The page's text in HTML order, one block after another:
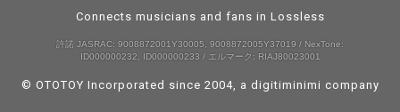
Connects musicians and fans in Lossless
許諾 JASRAC: 9008872001Y30005, 9008872005Y37019 / NexTone:
ID000000232, ID000000233 / エルマーク: RIAJ80023001
© OTOTOY Incorporated since 2004, a digitiminimi company